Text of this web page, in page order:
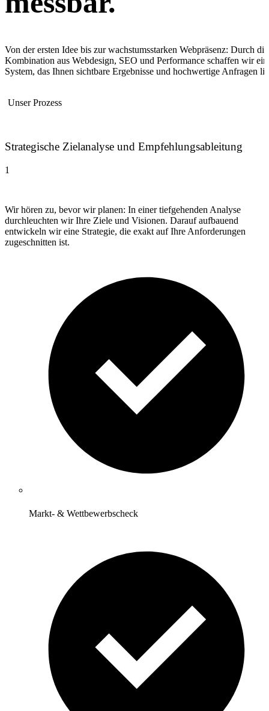
Von der ersten Idee bis zur wachstumsstarken Webpräsenz: Durch die
Kombination aus Webdesign, SEO und Performance schaffen wir ein
System, das Ihnen sichtbare Ergebnisse und hochwertige Anfragen
Unser Prozess
Strategische Zielanalyse und Empfehlungsableitung
1
Wir hören zu, bevor wir planen: In einer tiefgehenden Analyse
durchleuchten wir Ihre Ziele und Visionen. Darauf aufbauend
entwickeln wir eine Strategie, die exakt auf Ihre Anforderungen
zugeschnitten ist.
Markt- & Wettbewerbscheck